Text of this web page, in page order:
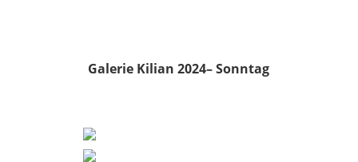
Galerie Kilian 2024– Sonntag